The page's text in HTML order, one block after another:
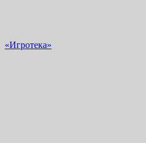
«Игротека»